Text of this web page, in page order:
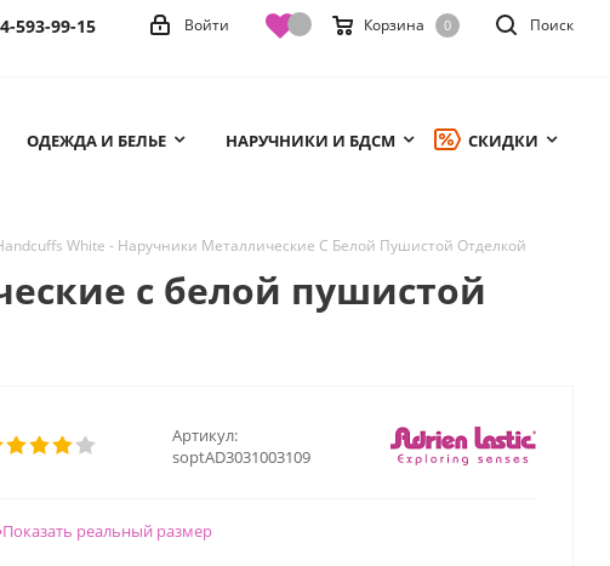
Поиск
Корзина 0
Войти
593-99-15
ОДЕЖДА И БЕЛЬЕ НАРУЧНИКИ И БДСМ СКИДКИ
White - Наручники Металлические С Белой Пушистой Отделкой
с белой пушистой
Артикул:
soptAD3031003109
Показать реальный размер